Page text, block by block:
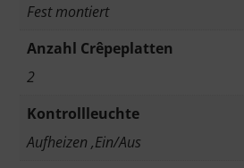
Fest montiert
Anzahl Crêpeplatten
2
Kontrollleuchte
Aufheizen ,Ein/Aus